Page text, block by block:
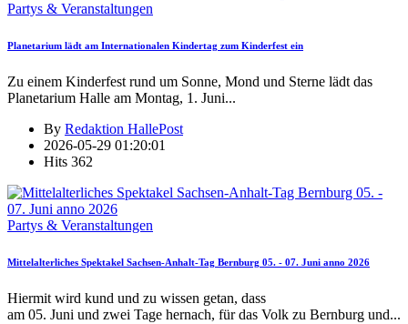
Partys & Veranstaltungen
Planetarium lädt am Internationalen Kindertag zum Kinderfest ein
Zu einem Kinderfest rund um Sonne, Mond und Sterne lädt das
Planetarium Halle am Montag, 1. Juni...
By Redaktion HallePost
2026-05-29 01:20:01
Hits 362
Partys & Veranstaltungen
Mittelalterliches Spektakel Sachsen-Anhalt-Tag Bernburg 05. - 07. Juni anno 2026
Hiermit wird kund und zu wissen getan, dass
am 05. Juni und zwei Tage hernach, für das Volk zu Bernburg und...